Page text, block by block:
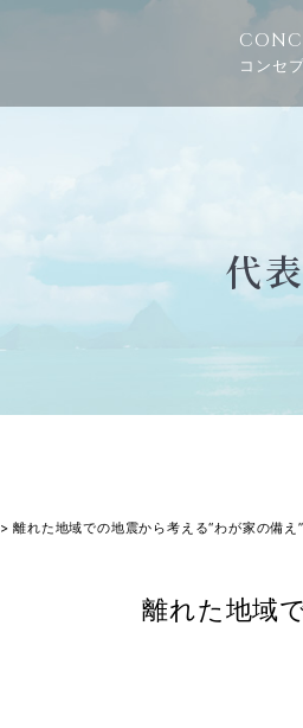
コンセ
代
>離れた地域での地震から考える“わが家の備え”
離れた地域